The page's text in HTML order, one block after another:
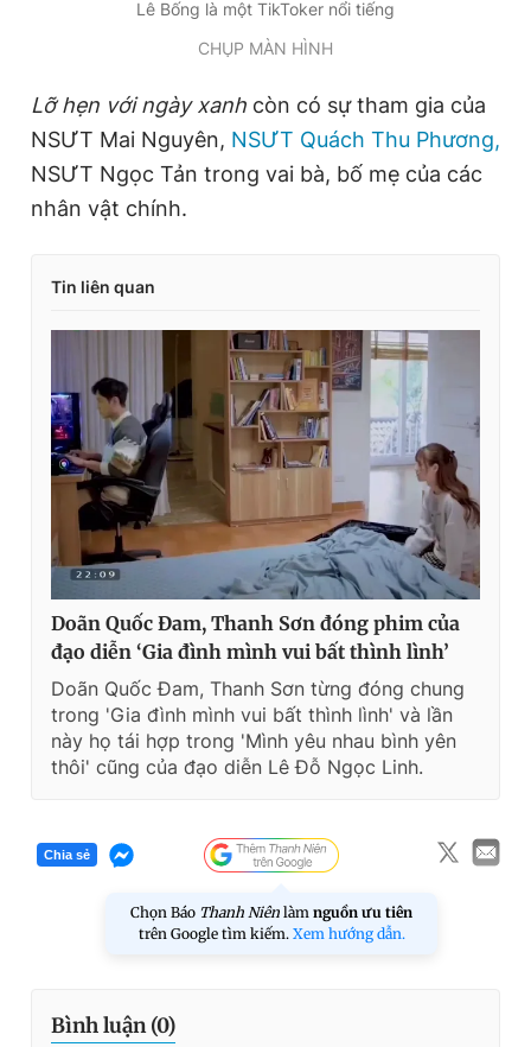
Lê Bống là một TikToker nổi tiếng
CHỤP MÀN HÌNH
Lỡ hẹn với ngày xanh còn có sự tham gia của
NSƯT Mai Nguyên, NSƯT Quách Thu Phương,
NSƯT Ngọc Tản trong vai bà, bố mẹ của các
nhân vật chính.
Tin liên quan
Doãn Quốc Đam, Thanh Sơn đóng phim của
đạo diễn ‘Gia đình mình vui bất thình lình’
Doãn Quốc Đam, Thanh Sơn từng đóng chung
trong 'Gia đình mình vui bất thình lình' và lần
này họ tái hợp trong 'Mình yêu nhau bình yên
thôi' cũng của đạo diễn Lê Đỗ Ngọc Linh.
Chia sẻ
Chọn Báo Thanh Niên làm nguồn ưu tiên
trên Google tìm kiếm. Xem hướng dẫn.
Bình luận (0)